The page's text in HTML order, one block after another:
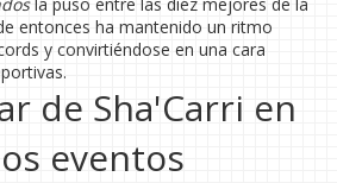
entonces ha mantenido un ritmo
y convirtiéndose en una cara
de Sha'Carri en
eventos